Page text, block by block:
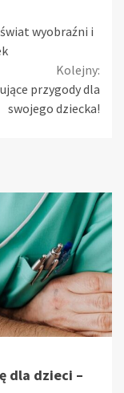
wyobraźni i
Kolejny:
przygody dla
swojego dziecka!
dla dzieci –